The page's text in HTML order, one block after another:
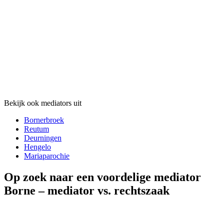
Bekijk ook mediators uit
Bornerbroek
Reutum
Deurningen
Hengelo
Mariaparochie
Op zoek naar een voordelige mediator
Borne – mediator vs. rechtszaak